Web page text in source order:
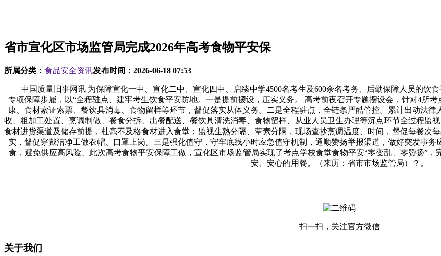
省市宣化区市场监管局完成2026年高考食物平安保
所属分类： 食品安全资讯发布时间： 2026-06-18 07:53
中国质量旧事网讯 为保障宣化一中、宣化二中、宣化四中、启臻中学4500名考生及600余名考务、后勤保障人员的饮
专项保障步履，以“全程驻点、建牢考生饮食平安防地。一是提前摆设，压实义务。 高考前夜召开专题摆设会，针对4所
康、食材索证索票、餐饮具消毒、食物留样等环节，督促落实从体义务。二是全程驻点，全链条严酷管控。累计出动法
收、粗加工处置、烹调制做、餐食分拆、出餐配送、餐饮具清洗消毒、食物留样、从业人员卫生办理等沉点环节全过程监
食材进货渠道及储存前提，杜毫不及格食材进入食堂；监视生熟分隔、荤素分隔，现场查抄烹调温度、时间，督促每餐次
实，督促穿戴洁净工做衣帽、口罩上岗。三是强化值守，守牢底线小时应急值守机制，通顺赞扬举报渠道，做好突发事
食，避免供应高风险、此次高考食物平安保障工做，宣化区市场监管局实现了考点学校食堂食物平安“零变乱、零赞扬”
安、安心的用餐。（来历：省市市场监管局）？。
扫一扫，关注官方微信
关于我们